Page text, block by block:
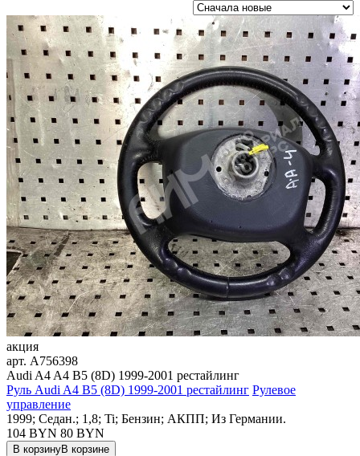
акция
арт. A756398
Audi A4 A4 B5 (8D) 1999-2001 рестайлинг
Руль Audi A4 B5 (8D) 1999-2001 рестайлинг Рулевое
управление
1999; Седан.; 1,8; Ti; Бензин; АКПП; Из Германии.
104 BYN 80 BYN
В корзинуВ корзине